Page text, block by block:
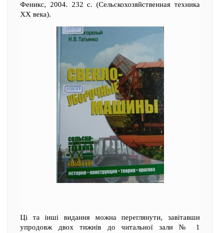
Феникс, 2004. 232 с. (Сельскохозяйственная техника
ХХ века).
Ці та інші видання можна переглянути, завітавши
упродовж двох тижнів до читальної зали № 1